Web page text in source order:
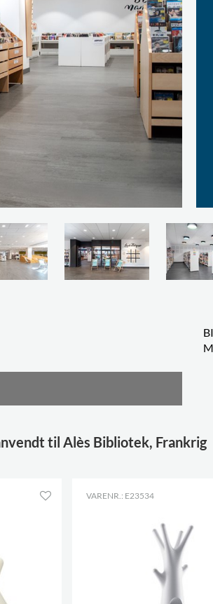
til Alès Bibliotek, Frankrig
VARENR.: E23534